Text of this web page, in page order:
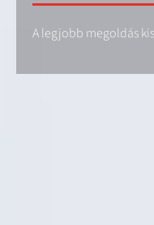
A legjobb megoldás